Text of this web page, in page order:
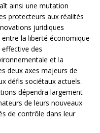
ainsi une mutation
protecteurs aux réalités
juridiques
entre la liberté économique
des
et la
deux axes majeurs de
défis sociétaux actuels.
dépendra largement
de leurs nouveaux
de contrôle dans leur